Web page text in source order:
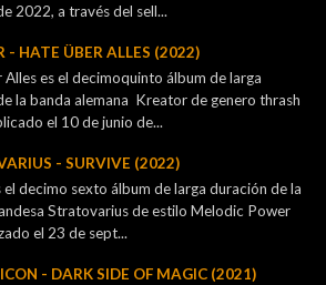
2022, a través del sell...
- ‎HATE ÜBER ALLES (2022)
Alles es el decimoquinto álbum de larga
la banda alemana Kreator de genero thrash
el 10 de junio de...
- SURVIVE (2022)
el decimo sexto álbum de larga duración de la
Stratovarius de estilo Melodic Power
el 23 de sept...
- DARK SIDE OF MAGIC (2021)